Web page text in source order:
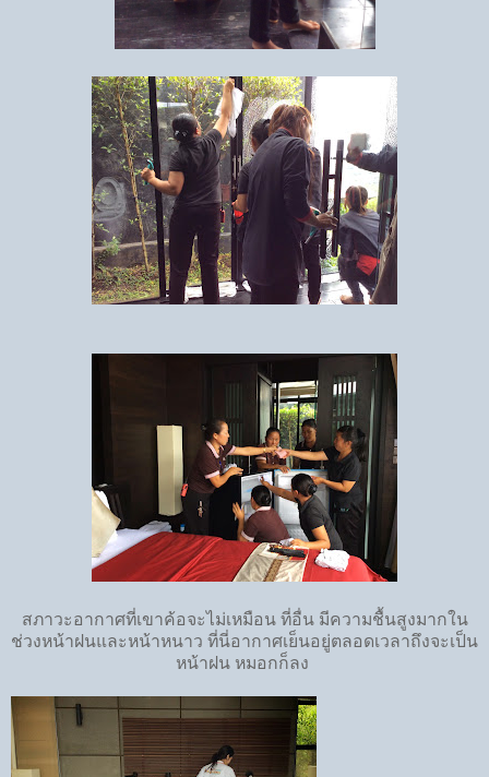
สภาวะอากาศที่เขาค้อจะไม่เหมือน ที่อื่น มีความชื้นสูงมากใน
ช่วงหน้าฝนและหน้าหนาว ที่นี่อากาศเย็นอยู่ตลอดเวลาถึงจะเป็น
หน้าฝน หมอกก็ลง